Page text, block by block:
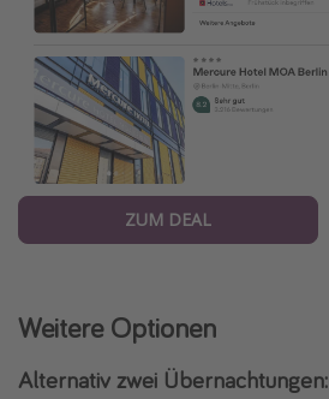
ZUM DEAL
Weitere Optionen
Alternativ zwei Übernachtungen: